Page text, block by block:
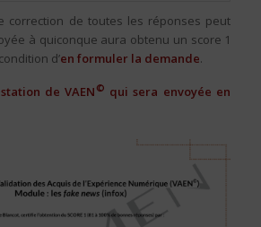
correction de toutes les réponses peut
à quiconque aura obtenu un score 1
d’en formuler la demande.
de VAEN © qui sera envoyée en